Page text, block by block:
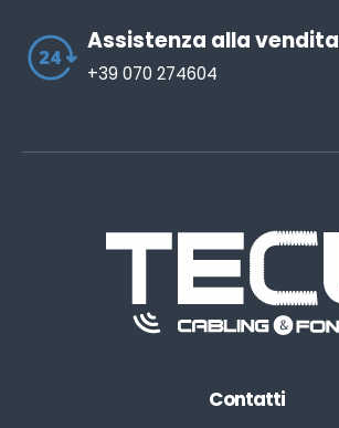
Assistenza alla vendita
+39 070 274604
Contatti